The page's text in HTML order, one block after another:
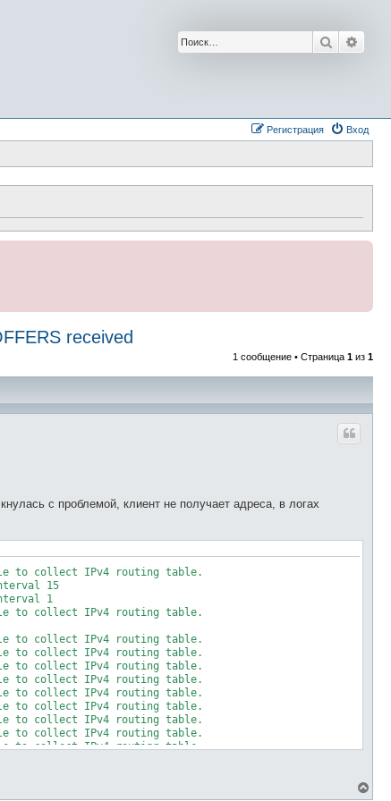
Поиск
Вход
Регистрация
received
1 сообщение • Страница 1 из 1
с проблемой, клиент не получает адреса, в логах
to collect IPv4 routing table.
15
1
to collect IPv4 routing table.
to collect IPv4 routing table.
to collect IPv4 routing table.
to collect IPv4 routing table.
to collect IPv4 routing table.
to collect IPv4 routing table.
to collect IPv4 routing table.
to collect IPv4 routing table.
to collect IPv4 routing table.
to collect IPv4 routing table.
6